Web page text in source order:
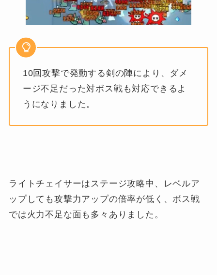
10回攻撃で発動する剣の陣により、ダメ
ージ不足だった対ボス戦も対応できるよ
うになりました。
ライトチェイサーはステージ攻略中、レベルア
ップしても攻撃力アップの倍率が低く、ボス戦
では火力不足な面も多々ありました。